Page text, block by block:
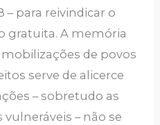
– para reivindicar o
gratuita. A memória
de povos
serve de alicerce
– sobretudo as
– não se